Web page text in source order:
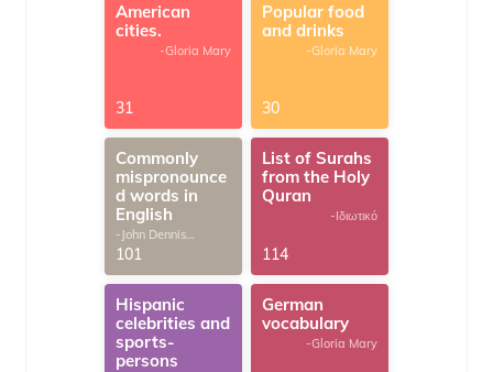
American
cities.
-Gloria Mary
31
Popular food
and drinks
-Gloria Mary
30
Commonly
mispronounce
d words in
English
-John Dennis
G.Thomas
101
List of Surahs
from the Holy
Quran
-Ιδιωτικό
114
Hispanic
celebrities and
sports-
persons
German
vocabulary
-Gloria Mary